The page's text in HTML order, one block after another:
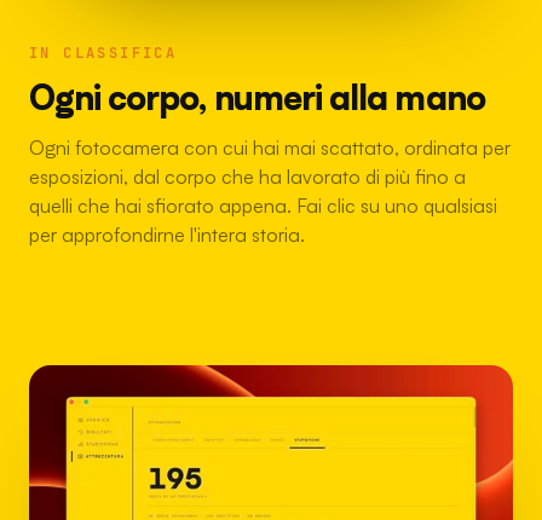
IN CLASSIFICA
Ogni corpo, numeri alla mano
Ogni fotocamera con cui hai mai scattato, ordinata per
esposizioni, dal corpo che ha lavorato di più fino a
quelli che hai sfiorato appena. Fai clic su uno qualsiasi
per approfondirne l'intera storia.